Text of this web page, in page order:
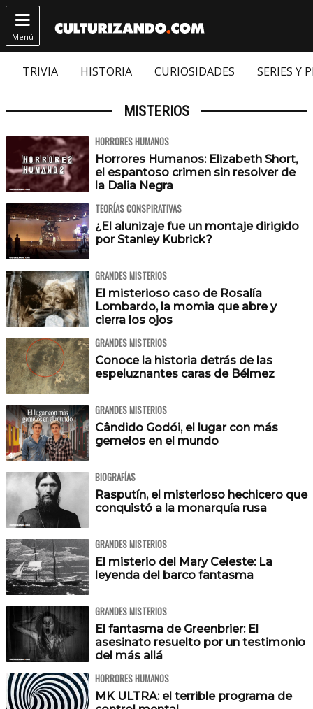

Menú
TRIVIA HISTORIA CURIOSIDADES SERIES Y
MISTERIOS
HORRORES HUMANOS
Horrores Humanos: Elizabeth Short,
el espantoso crimen sin resolver de
la Dalia Negra
TEORÍAS CONSPIRATIVAS
¿El alunizaje fue un montaje dirigido
por Stanley Kubrick?
GRANDES MISTERIOS
El misterioso caso de Rosalía
Lombardo, la momia que abre y
cierra los ojos
GRANDES MISTERIOS
Conoce la historia detrás de las
espeluznantes caras de Bélmez
GRANDES MISTERIOS
Cândido Godói, el lugar con más
gemelos en el mundo
BIOGRAFÍAS
Rasputín, el misterioso hechicero que
conquistó a la monarquía rusa
GRANDES MISTERIOS
El misterio del Mary Celeste: La
leyenda del barco fantasma
GRANDES MISTERIOS
El fantasma de Greenbrier: El
asesinato resuelto por un testimonio
del más allá
HORRORES HUMANOS
MK ULTRA: el terrible programa de